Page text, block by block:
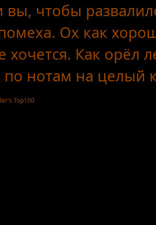
вы, чтобы
Ох как
хочется. Как орёл
нотам на целый